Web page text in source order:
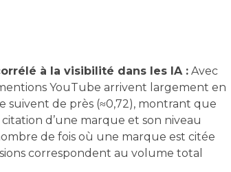
à la visibilité dans les IA : Avec
YouTube arrivent largement en
suivent de près (≈0,72), montrant que
d’une marque et son niveau
de fois où une marque est citée
correspondent au volume total